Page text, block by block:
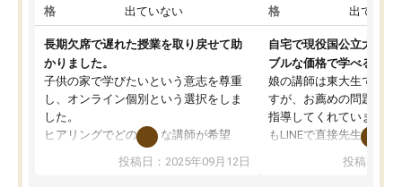
格
出ていない
長期欠席で遅れた授業を取り戻せて助
かりました。
子供の家で学びたいという意志を尊重
し、オンライン個別という選択をしま
した。
ヒアリングでどのような講師が希望
か、オプションは付帯するかなど選ぶ
事が出来ました。
投稿日：2025年09月12日
格
出ていな
自宅で現役国公立大学生
ブルな価格で学べる
娘の講師は東大生では無
すが、お薦めの問題集や
指導してくれています。
もLINEで直接先生に質問
めれるので、個人に合
投稿日：